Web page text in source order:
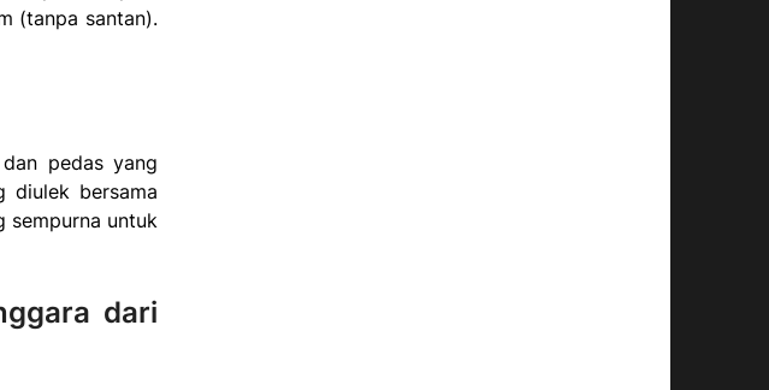
(tanpa santan).
pedas yang
diulek bersama
sempurna untuk
dari